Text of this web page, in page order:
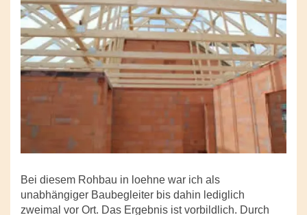
Bei diesem Rohbau in loehne war ich als
unabhängiger Baubegleiter bis dahin lediglich
zweimal vor Ort. Das Ergebnis ist vorbildlich. Durch